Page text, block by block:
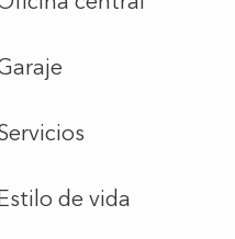
de vida